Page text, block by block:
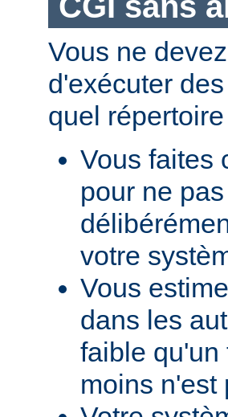
Vous ne
d'exécuter
quel
Vous faites
pour ne
votre
Vous
dans les
faible qu'un
moins n'est